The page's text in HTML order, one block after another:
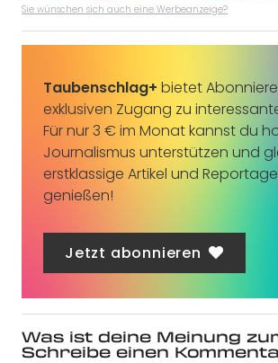
Sie wünschen sich auch eine Werbeanzeige?
Taubenschlag+ bietet
exklusiven Zugang zu
Für nur 3 € im Monat kannst du
Journalismus unterstützen und
erstklassige Artikel und
genießen!
Jetzt abonnieren
Was ist deine Meinung
Schreibe einen